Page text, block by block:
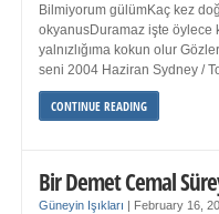
Bilmiyorum gülümKaç kez
okyanusDuramaz işte öylece
yalnızlığıma kokun olur
seni 2004 Haziran Sydney /
CONTINUE READING
Bir Demet Cemal
Güneyin Işıkları February 16,